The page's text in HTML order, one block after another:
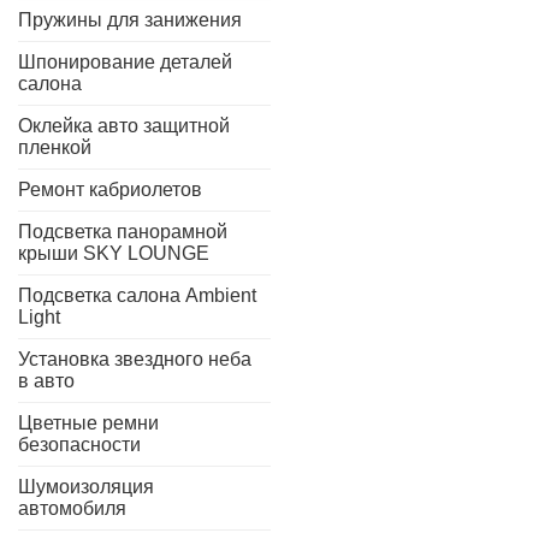
Пружины для занижения
Шпонирование деталей
салона
Оклейка авто защитной
пленкой
Ремонт кабриолетов
Подсветка панорамной
крыши SKY LOUNGE
Подсветка салона Ambient
Light
Установка звездного неба
в авто
Цветные ремни
безопасности
Шумоизоляция
автомобиля